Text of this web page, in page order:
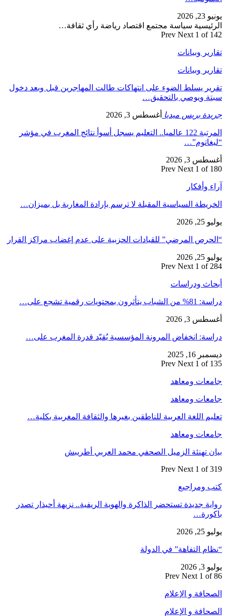
يونيو 23, 2026
الرئيسية سياسة مجتمع اقتصاد رياضة رأي ثقافة…
Prev Next 1 of 142
تقارير وبيانات
تقارير وبيانات
تقرير يسلط الضوء على انتهاكات طالت المهاجرين قبل وبعد دخول
سبتة ويوصي بالتحقيق…
جريدة بريس ميديا أغسطس 3, 2026
المرتبة 122 عالميا.. التعليم يسجل أسوأ نتائج المغرب في مؤشر
“ليغاتوم”…
أغسطس 3, 2026
Prev Next 1 of 180
آراء وأفكار
الخريطة السياسية المقبلة لا ترسم بإرادة المغاربة بل بميزان…
يوليو 25, 2026
“الحرص المرضي” للقيادات الحزبية على عدم إغضاب مراكز القرار
يوليو 25, 2026
Prev Next 1 of 284
أبحاث ودراسات
دراسة: 81% من الشباب يتأثرون بمحتويات رقمية تشجع على…
أغسطس 3, 2026
دراسة: انخفاض المرونة المؤسسية يُقيّد قدرة المغرب على…
ديسمبر 16, 2025
Prev Next 1 of 135
جامعات ومعاهد
جامعات ومعاهد
تعليم اللغة العربية للناطقين بغيرها والثقافة المغربية بكلية…
جامعات ومعاهد
بيان تهنئة الزميل الصحفي محمد العربي أطريبش
Prev Next 1 of 319
كتب ومراجيع
رواية جديدة تستحضر الذاكرة والهوية الريفية.. نزيهة أحيذار تصدر
باكورة…
يوليو 25, 2026
“نظام التفاهة” في الدولة
يوليو 3, 2026
Prev Next 1 of 86
الصحافة و الإعلام
الصحافة و الإعلام